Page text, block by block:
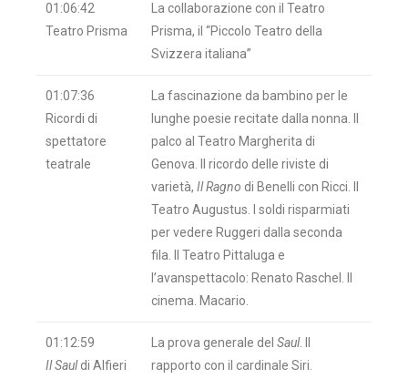
01:06:42
Teatro Prisma
La collaborazione con il Teatro
Prisma, il “Piccolo Teatro della
Svizzera italiana”
01:07:36
Ricordi di
spettatore
teatrale
La fascinazione da bambino per le
lunghe poesie recitate dalla nonna. Il
palco al Teatro Margherita di
Genova. Il ricordo delle riviste di
varietà, Il Ragno di Benelli con Ricci. Il
Teatro Augustus. I soldi risparmiati
per vedere Ruggeri dalla seconda
fila. Il Teatro Pittaluga e
l’avanspettacolo: Renato Raschel. Il
cinema. Macario.
01:12:59
Il Sauldi Alfieri
La prova generale del Saul. Il
rapporto con il cardinale Siri.